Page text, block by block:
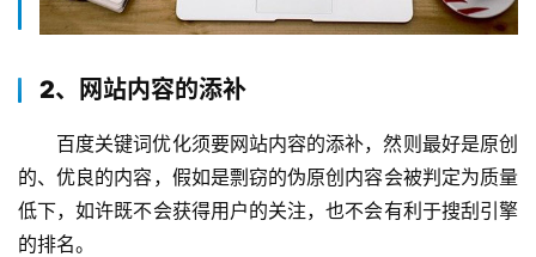
2、网站内容的添补
百度关键词优化须要网站内容的添补，然则最好是原创
的、优良的内容，假如是剽窃的伪原创内容会被判定为质量
低下，如许既不会获得用户的关注，也不会有利于搜刮引擎
的排名。